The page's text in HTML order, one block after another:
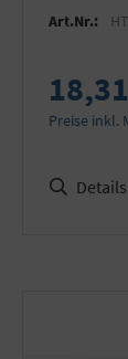
Art.Nr.:
Preise inkl.
Details